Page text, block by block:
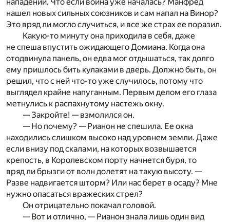
нашел новых сильных союзников и сам напал на Винор?
Это вряд ли могло случиться, и все же страх ее поразил.
Какую-то минуту она приходила в себя, даже
не спеша впустить ожидающего Домиана. Когда она
отодвинула панель, он едва мог отдышаться, так долго
ему пришлось бить кулаками в дверь. Должно быть, он
решил, что с ней что-то уже случилось, потому что
выглядел крайне напуганным. Первым делом его глаза
метнулись к распахнутому настежь окну.
— Закройте! — взмолился он.
— Но почему? — Рианон не спешила. Ее окна
находились слишком высоко над уровнем земли. Даже
если внизу под скалами, на которых возвышается
крепость, в Королевском порту начнется буря, то
вряд ли брызги от волн долетят на такую высоту. —
Разве надвигается шторм? Или нас берет в осаду? Мне
нужно опасаться вражеских стрел?
Он отрицательно покачал головой.
— Вот и отлично, — Рианон знала лишь один вид